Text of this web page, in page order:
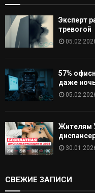
Эксперт
тревогой
57%
даже
Жителям
СВЕЖИЕ ЗАПИСИ